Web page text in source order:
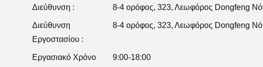
Διεύθυνση : 8-4 ορόφος, 323, Λεωφόρος Dongfeng
Διεύθυνση
Εργοστασίου :
8-4 ορόφος, 323, Λεωφόρος Dongfeng
Εργασιακό Χρόνο 9:00-18:00